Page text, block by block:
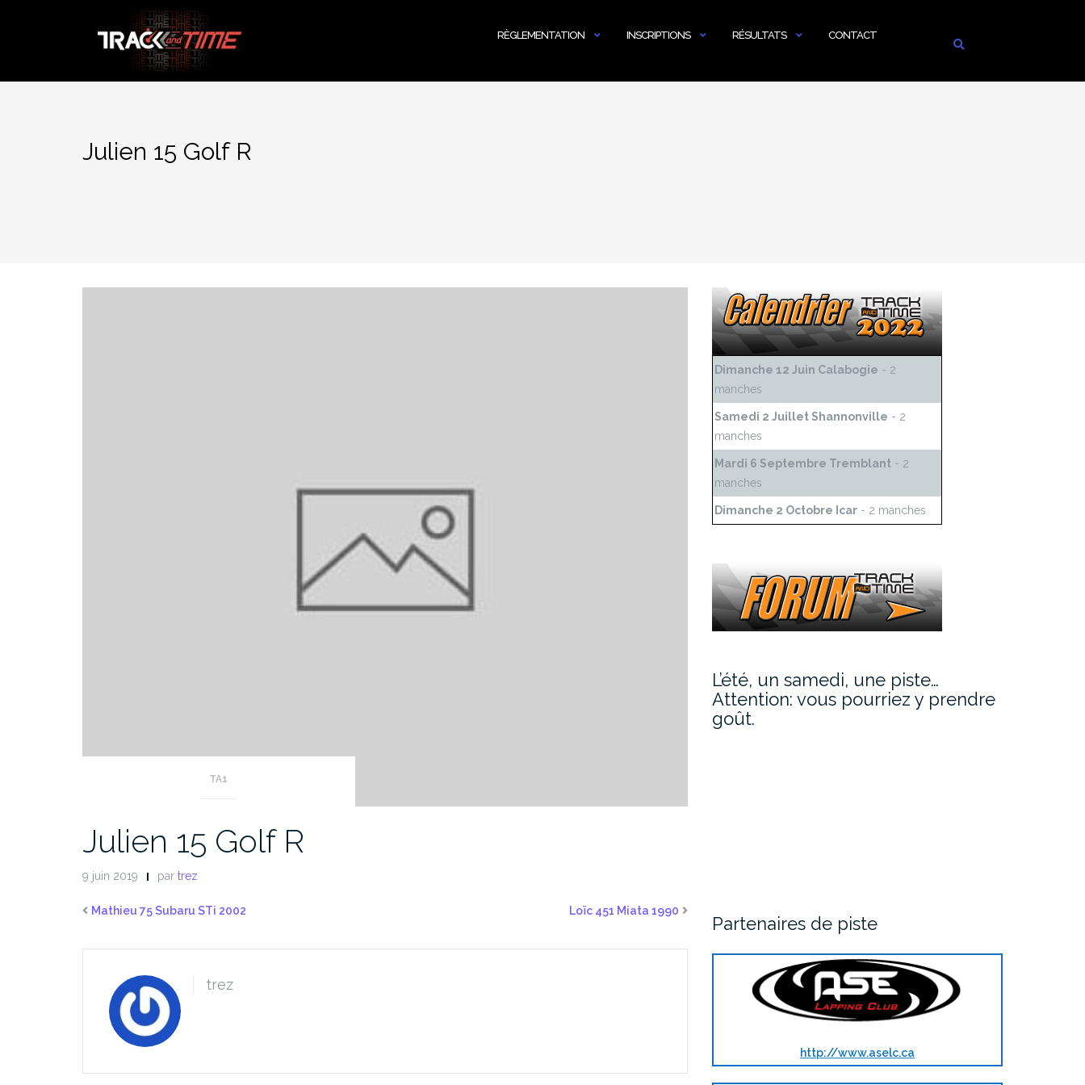
RÈGLEMENTATION INSCRIPTIONS RÉSULTATS CONTACT
Julien 15 Golf R
TA1
Julien 15 Golf R
9 juin 2019 par trez
Mathieu 75 Subaru STi 2002 Loïc 451 Miata 1990
trez
Dimanche 12 Juin Calabogie - 2
manches
Samedi 2 Juillet Shannonville - 2
manches
Mardi 6 Septembre Tremblant - 2
manches
Dimanche 2 Octobre Icar - 2 manches
L’été, un samedi, une piste…
Attention: vous pourriez y prendre
goût.
Partenaires de piste
http://www.aselc.ca